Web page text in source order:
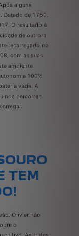
alguns
Datado de 1750,
O resultado é
de outrora
recarregado no
com as suas
ambiente
100%
vazia. A
nos percorrer
TEM
Olivier não
o